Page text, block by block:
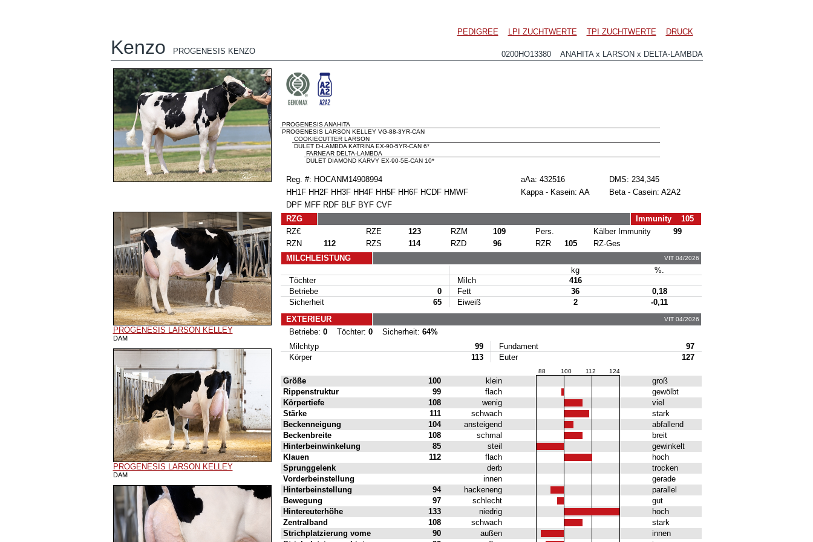
PEDIGREE LPI ZUCHTWERTE TPI ZUCHTWERTE DRUCK
Kenzo PROGENESIS KENZO 0200HO13380 ANAHITA x LARSON x DELTA-LAMBDA
PROGENESIS LARSON KELLEY
DAM
PROGENESIS LARSON KELLEY
DAM
PROGENESIS ANAHITA
PROGENESIS LARSON KELLEY VG-88-3YR-CAN
COOKIECUTTER LARSON
DULET D-LAMBDA KATRINA EX-90-5YR-CAN 6*
FARNEAR DELTA-LAMBDA
DULET DIAMOND KARVY EX-90-5E-CAN 10*
Reg. #: HOCANM14908994 aAa: 432516
DMS: 234,345
HH1F HH2F HH3F HH4F HH5F HH6F HCDF HMWF
Kappa - Kasein: AA
Beta - Casein: A2A2
DPF MFF RDF BLF BYF CVF
RZG
Immunity 105
RZ€
RZE 123 RZM 109 Pers. Kälber Immunity
99
RZN
112 RZS 114 RZD 96 RZR 105
RZ-Ges
MILCHLEISTUNG
VIT 04/2026
kg
%.
Töchter
Milch
416
Betriebe
0 Fett 36
0,18
Sicherheit
65 Eiweiß 2
-0,11
EXTERIEUR
VIT 04/2026
Betriebe: 0 Töchter: 0 Sicherheit: 64%
Milchtyp
99 Fundament
97
Körper
113 Euter 127
88 100 112 124
Größe 100 klein
groß
Rippenstruktur
99 flach
gewölbt
Körpertiefe
108 wenig
viel
Stärke
111 schwach
stark
Beckenneigung
104 ansteigend
abfallend
Beckenbreite
108 schmal
breit
Hinterbeinwinkelung
85 steil
gewinkelt
Klauen
112 flach
hoch
Sprunggelenk
derb
trocken
Vorderbeinstellung
innen
gerade
Hinterbeinstellung
94 hackeneng
parallel
Bewegung
97 schlecht
gut
Hintereuterhöhe
133 niedrig
hoch
Zentralband
108 schwach
stark
Strichplatzierung vome
90 außen
innen